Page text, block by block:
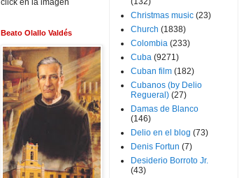
click en la imagen
Beato Olallo Valdés
Christmas music (23)
Church (1838)
Colombia (233)
Cuba (9271)
Cuban film (182)
Cubanos (by Delio
Regueral) (27)
Damas de Blanco
(146)
Delio en el blog (73)
Denis Fortun (7)
Desiderio Borroto Jr.
(43)